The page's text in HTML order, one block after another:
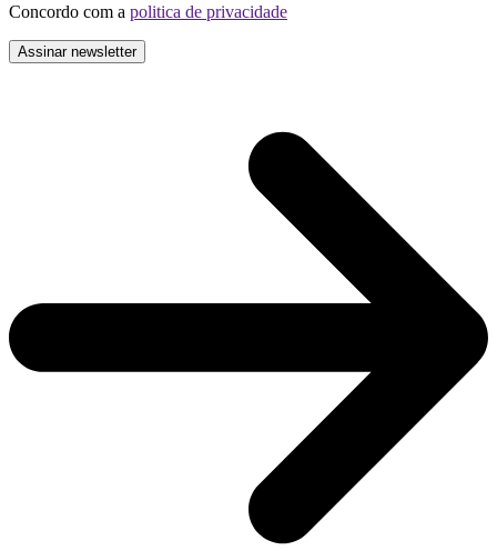
Concordo com a politica de privacidade